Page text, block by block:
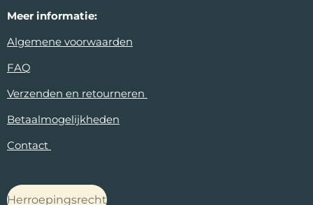
Meer informatie:
Algemene voorwaarden
FAQ
Verzenden en retourneren
Betaalmogelijkheden
Contact
Herroepingsrecht